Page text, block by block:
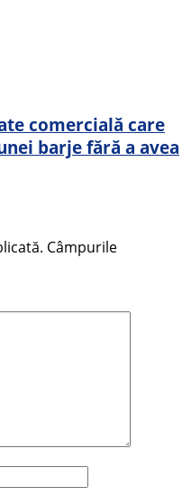
comercială care
barje fără a avea
Câmpurile